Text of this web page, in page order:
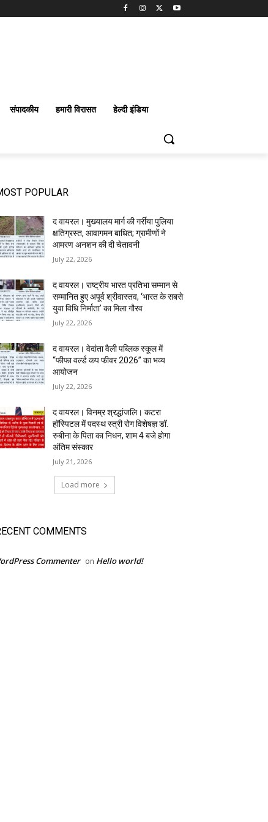
संपादकीय हमारी विरासत हेल्दी इंडिया
POPULAR
द वायरल। मुख्यालय मार्ग की गर्रीया पुलिया
क्षतिग्रस्त, आवागमन बाधित; ग्रामीणों ने
आमरण अनशन की दी चेतावनी
July 22, 2026
द वायरल। राष्ट्रीय भारत प्रतिभा सम्मान से
सम्मानित हुए अपूर्व श्रीवास्तव, ‘भारत के सबसे
युवा विधि निर्माता’ का मिला गौरव
July 22, 2026
द वायरल। वेदांता वैली पब्लिक स्कूल में
“फीफा वर्ल्ड कप फीवर 2026” का भव्य
आयोजन
July 22, 2026
द वायरल। विनम्र श्रद्धांजलि। कटरा
हॉस्पिटल में पदस्थ स्त्री रोग विशेषज्ञ डॉ.
रुबीना के पिता का निधन, शाम 4 बजे होगा
अंतिम संस्कार
July 21, 2026
Load more
COMMENTS
Commenter on Hello world!